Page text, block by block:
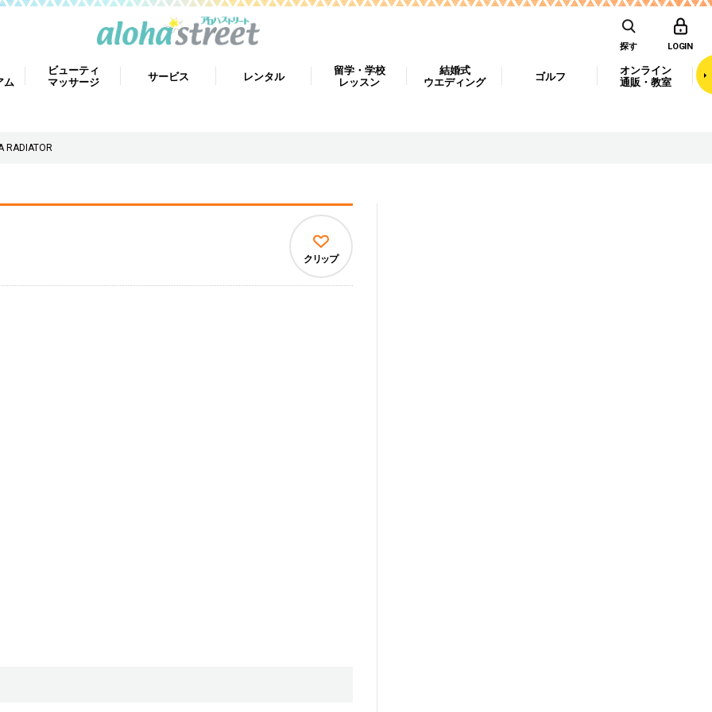
探す LOGIN
ム
ビューティ
マッサージ
サービス レンタル
留学・学校
レッスン
結婚式
ウエディング
ゴルフ
オンライン
通販・教室
RADIATOR
クリップ